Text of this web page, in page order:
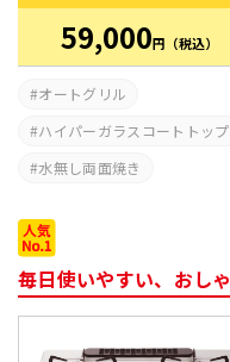
59,000円 （税込）
オートグリル
ハイパーガラスコートトップ
水無し両面焼き